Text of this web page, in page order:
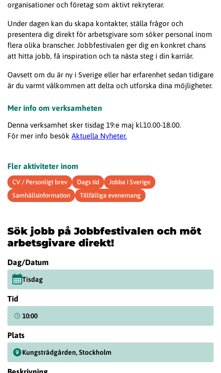
organisationer och företag som aktivt rekryterar.
Under dagen kan du skapa kontakter, ställa frågor och
presentera dig direkt för arbetsgivare som söker personal inom
flera olika branscher. Jobbfestivalen ger dig en konkret chans
att hitta jobb, få inspiration och ta nästa steg i din karriär.
Oavsett om du är ny i Sverige eller har erfarenhet sedan tidigare
är du varmt välkommen att delta och utforska dina möjligheter.
Mer info om verksamheten
Denna verksamhet sker tisdag 19:e maj kl.10.00-18.00.
För mer info besök Aktuella Nyheter.
Fler aktiviteter inom
CV / Personligt brev Dags tid
Jobba i Sverige
Samhällsinformation
Tillfälliga evenemang
Sök jobb på Jobbfestivalen och möt
arbetsgivare direkt!
Dag/Datum
Tisdag
Tid
10:00
Plats
Kungsträdgården, Stockholm